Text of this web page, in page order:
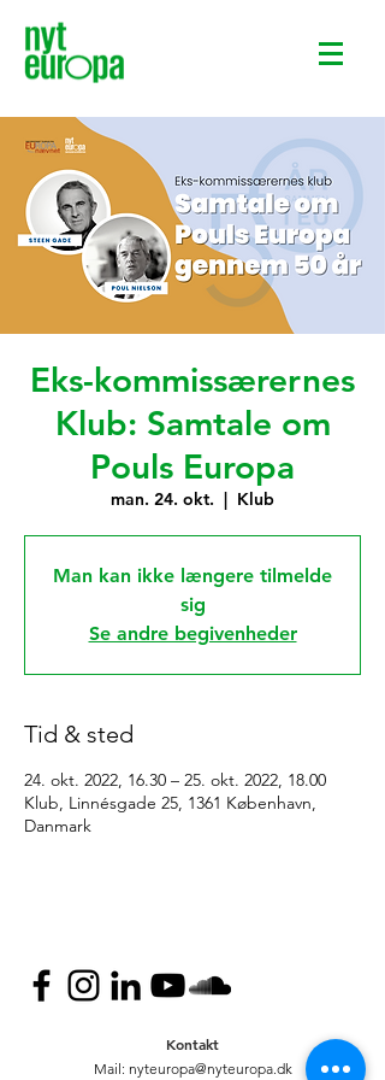
Eks-kommissærernes
Klub: Samtale om
Pouls Europa
man. 24. okt.
  |
Klub
Man kan ikke længere tilmelde
sig
Se andre begivenheder
Tid & sted
24. okt. 2022, 16.30 – 25. okt. 2022, 18.00
Klub, Linnésgade 25, 1361 København,
Danmark
Kontakt
Mail: nyteuropa@nyteuropa.dk